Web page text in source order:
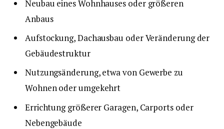
Neubau eines Wohnhauses oder größeren
Anbaus
Aufstockung, Dachausbau oder Veränderung der
Gebäudestruktur
Nutzungsänderung, etwa von Gewerbe zu
Wohnen oder umgekehrt
Errichtung größerer Garagen, Carports oder
Nebengebäude